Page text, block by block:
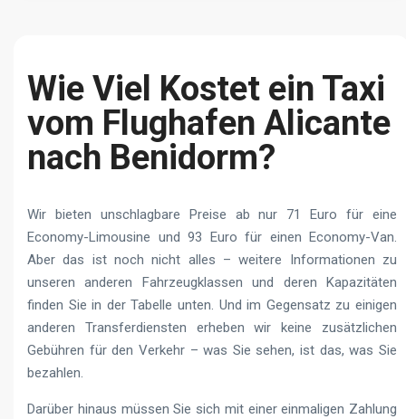
Wie Viel Kostet ein Taxi
vom Flughafen Alicante
nach Benidorm?
Wir bieten unschlagbare Preise ab nur 71 Euro für eine
Economy-Limousine und 93 Euro für einen Economy-Van.
Aber das ist noch nicht alles – weitere Informationen zu
unseren anderen Fahrzeugklassen und deren Kapazitäten
finden Sie in der Tabelle unten. Und im Gegensatz zu einigen
anderen Transferdiensten erheben wir keine zusätzlichen
Gebühren für den Verkehr – was Sie sehen, ist das, was Sie
bezahlen.
Darüber hinaus müssen Sie sich mit einer einmaligen Zahlung